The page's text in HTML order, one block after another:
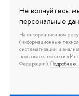
Не волнуйтесь:
персональные
На информационном
(информационные
систематизации и
пользователей сети
Федерации). Подробнее…